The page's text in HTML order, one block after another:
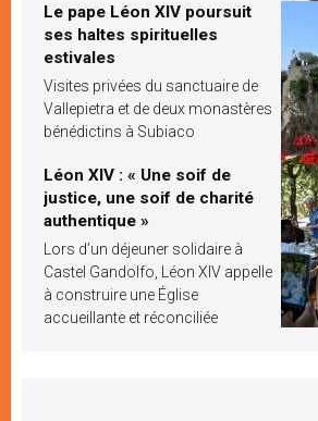
Le pape Léon XIV poursuit
ses haltes spirituelles
estivales
Visites privées du sanctuaire de
Vallepietra et de deux monastères
bénédictins à Subiaco
Léon XIV : « Une soif de
justice, une soif de charité
authentique »
Lors d’un déjeuner solidaire à
Castel Gandolfo, Léon XIV appelle
à construire une Église
accueillante et réconciliée